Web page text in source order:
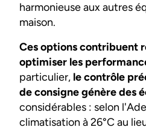
harmonieuse aux autres
maison.
Ces options contribuent
optimiser les
particulier, le contrôle
de consigne génère des
considérables : selon
climatisation à 26°C au